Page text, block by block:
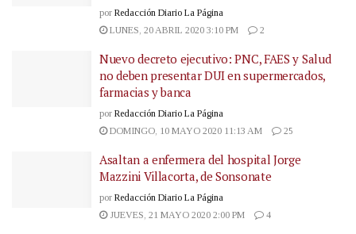
por Redacción Diario La Página
LUNES, 20 ABRIL 2020 3:10 PM
2
Nuevo decreto ejecutivo: PNC, FAES y Salud
no deben presentar DUI en supermercados,
farmacias y banca
por Redacción Diario La Página
DOMINGO, 10 MAYO 2020 11:13 AM
25
Asaltan a enfermera del hospital Jorge
Mazzini Villacorta, de Sonsonate
por Redacción Diario La Página
JUEVES, 21 MAYO 2020 2:00 PM
4